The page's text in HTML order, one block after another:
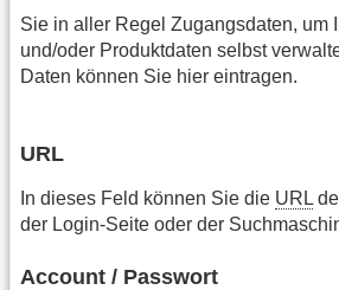
Sie in aller Regel Zugangsdaten, um
und/oder Produktdaten selbst
Daten können Sie hier eintragen.
URL
In dieses Feld können Sie die URL
der Login-Seite oder der
Account / Passwort